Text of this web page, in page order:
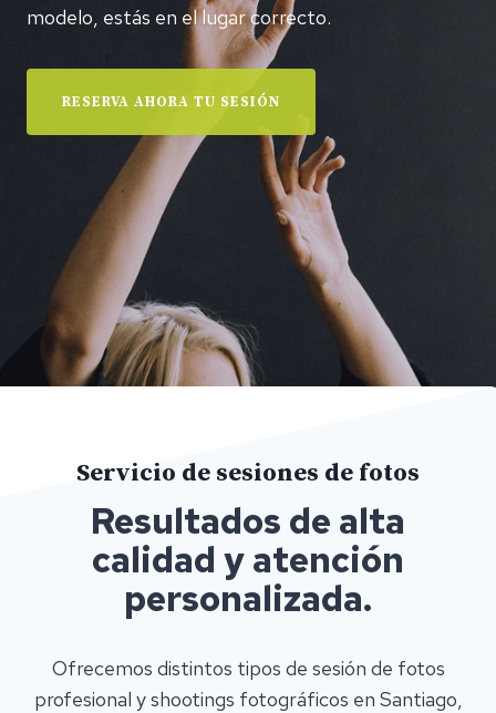
modelo, estás en el lugar correcto.
RESERVA AHORA TU SESIÓN
Servicio de sesiones de fotos
Resultados de alta
calidad y atención
personalizada.
Ofrecemos distintos tipos de sesión de fotos
profesional y shootings fotográficos en Santiago,